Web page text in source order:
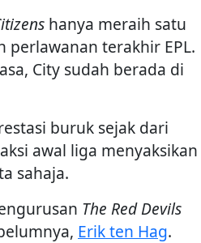
hanya meraih satu
perlawanan terakhir EPL.
City sudah berada di
buruk sejak dari
awal liga menyaksikan
sahaja.
The Red Devils
Erik ten Hag.